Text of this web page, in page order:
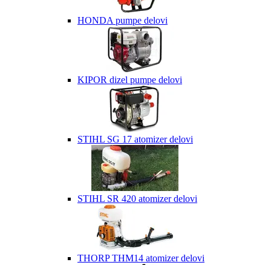
HONDA pumpe delovi
KIPOR dizel pumpe delovi
STIHL SG 17 atomizer delovi
STIHL SR 420 atomizer delovi
THORP THM14 atomizer delovi